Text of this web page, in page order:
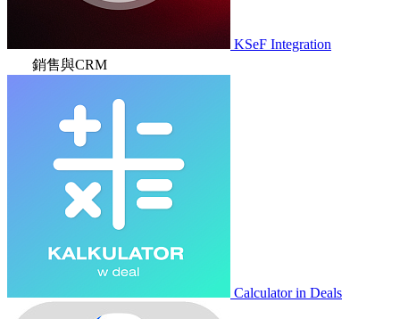
KSeF Integration
銷售與CRM
Calculator in Deals